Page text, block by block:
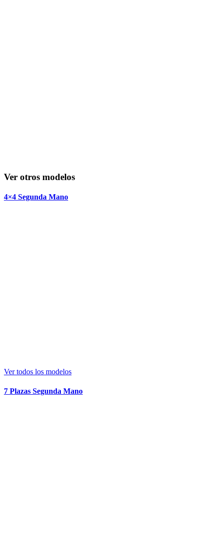
Ver otros modelos
4×4 Segunda Mano
Ver todos los modelos
7 Plazas Segunda Mano